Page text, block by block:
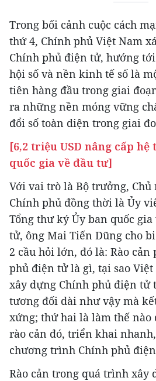
Trong bối cảnh cuộc cách
thứ 4, Chính phủ Việt Nam
Chính phủ điện tử, hướng
hội số và nền kinh tế số là
tiên hàng đầu trong giai
ra những nền móng vững
đổi số toàn diện trong giai
[6,2 triệu USD nâng cấp
quốc gia về đầu tư]
Với vai trò là Bộ trưởng, Chủ
Chính phủ đồng thời là Ủy
Tổng thư ký Ủy ban quốc
tử, ông Mai Tiến Dũng cho
2 cầu hỏi lớn, đó là: Rào
phủ điện tử là gì, tại sao
xây dựng Chính phủ điện tử
tương đối dài như vậy mà
xứng; thứ hai là làm thế nào
rào cản đó, triển khai
chương trình Chính phủ
Rào cản trong quá trình xây